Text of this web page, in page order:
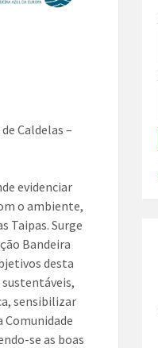
Caldelas –
evidenciar
o ambiente,
Taipas. Surge
Bandeira
desta
sensibilizar
Comunidade
se as boas